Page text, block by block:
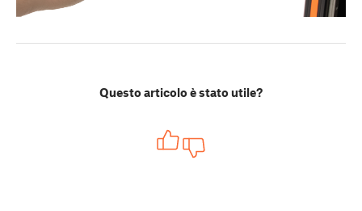
Questo articolo è stato utile?